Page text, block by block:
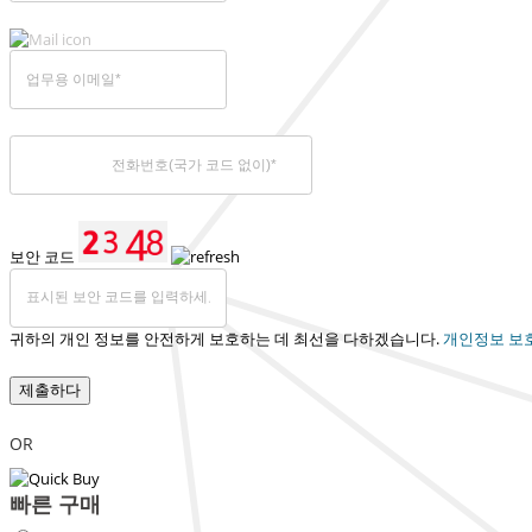
보안 코드
귀하의 개인 정보를 안전하게 보호하는 데 최선을 다하겠습니다. 개인정보 보
제출하다
OR
빠른 구매